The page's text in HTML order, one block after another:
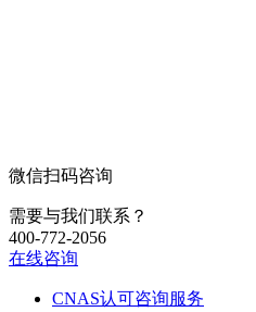
微信扫码咨询
需要与我们联系？
400-772-2056
在线咨询
CNAS认可咨询服务